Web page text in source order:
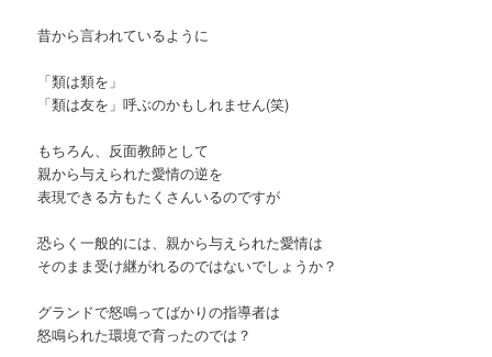
昔から言われているように
「類は類を」
「類は友を」呼ぶのかもしれません(笑)
もちろん、反面教師として
親から与えられた愛情の逆を
表現できる方もたくさんいるのですが
恐らく一般的には、親から与えられた愛情は
そのまま受け継がれるのではないでしょうか？
グランドで怒鳴ってばかりの指導者は
怒鳴られた環境で育ったのでは？